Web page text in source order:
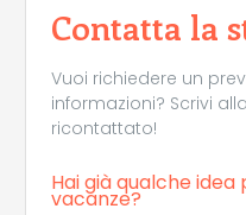
terrazza con una
Contatta la
Vuoi richiedere un
informazioni? Scrivi
ricontattato!
Hai già qualche
vacanze?